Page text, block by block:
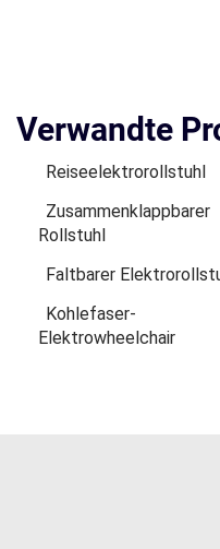
Verwandte
Reiseelektrorollstuhl
Zusammenklappbarer
Rollstuhl
Faltbarer
Kohlefaser-
Elektrowheelchair